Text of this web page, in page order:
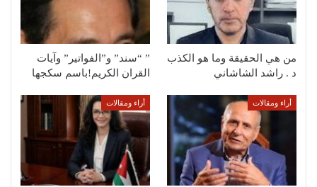
من هي الحقيقة وما هو الكذب
د . راشد الشاشاني
” “سند” و”الفواتير” وآيات
القران الكريم!باسم سكجها
أراء ومقالات أراء ومقالات